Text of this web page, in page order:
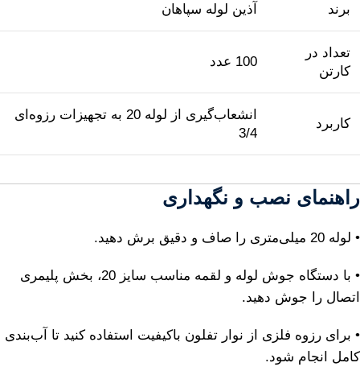
برند آذین لوله سپاهان
تعداد در
کارتن
100 عدد
کاربرد
انشعاب‌گیری از لوله 20 به تجهیزات رزوه‌ای
3/4
راهنمای نصب و نگهداری
• لوله 20 میلی‌متری را صاف و دقیق برش دهید.
• با دستگاه جوش لوله و لقمه مناسب سایز 20، بخش پلیمری
اتصال را جوش دهید.
• برای رزوه فلزی از نوار تفلون باکیفیت استفاده کنید تا آب‌بندی
کامل انجام شود.